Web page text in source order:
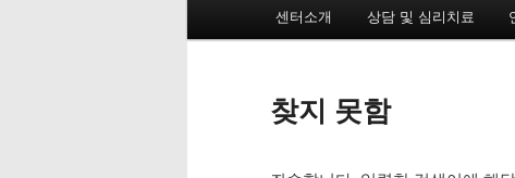
첫
째
두
째
센터소개 상담 및 심리치료
찾지 못함